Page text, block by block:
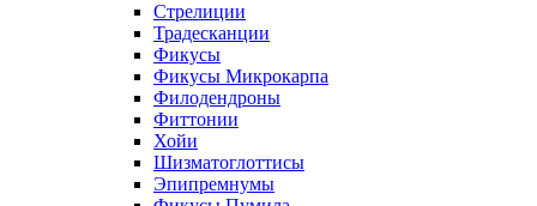
Стрелиции
Традесканции
Фикусы
Фикусы Микрокарпа
Филодендроны
Фиттонии
Хойи
Шизматоглоттисы
Эпипремнумы